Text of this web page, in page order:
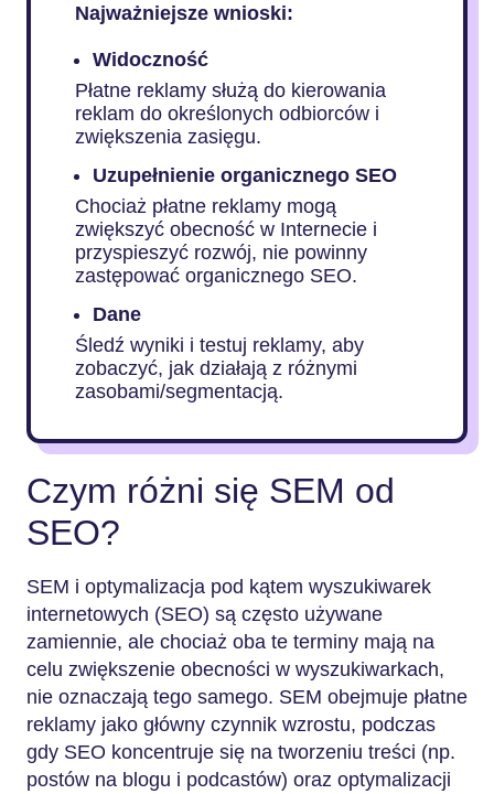
Najważniejsze wnioski:
Widoczność
Płatne reklamy służą do kierowania
reklam do określonych odbiorców i
zwiększenia zasięgu.
Uzupełnienie organicznego SEO
Chociaż płatne reklamy mogą
zwiększyć obecność w Internecie i
przyspieszyć rozwój, nie powinny
zastępować organicznego SEO.
Dane
Śledź wyniki i testuj reklamy, aby
zobaczyć, jak działają z różnymi
zasobami/segmentacją.
Czym różni się SEM od
SEO?
SEM i optymalizacja pod kątem wyszukiwarek
internetowych (SEO) są często używane
zamiennie, ale chociaż oba te terminy mają na
celu zwiększenie obecności w wyszukiwarkach,
nie oznaczają tego samego. SEM obejmuje płatne
reklamy jako główny czynnik wzrostu, podczas
gdy SEO koncentruje się na tworzeniu treści (np.
postów na blogu i podcastów) oraz optymalizacji